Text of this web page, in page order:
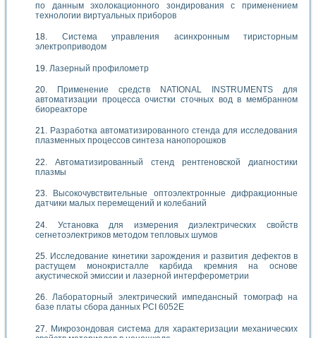
по данным эхолокационного зондирования с применением
технологии виртуальных приборов
Система управления асинхронным тиристорным
электроприводом
Лазерный профилометр
Применение средств NATIONAL INSTRUMENTS для
автоматизации процесса очистки сточных вод в мембранном
биореакторе
Разработка автоматизированного стенда для исследования
плазменных процессов синтеза нанопорошков
Автоматизированный стенд рентгеновской диагностики
плазмы
Высокочувствительные оптоэлектронные дифракционные
датчики малых перемещений и колебаний
Установка для измерения диэлектрических свойств
сегнетоэлектриков методом тепловых шумов
Исследование кинетики зарождения и развития дефектов в
растущем монокристалле карбида кремния на основе
акустической эмиссии и лазерной интерферометрии
Лабораторный электрический импедансный томограф на
базе платы сбора данных PCI 6052E
Микрозондовая система для характеризации механических